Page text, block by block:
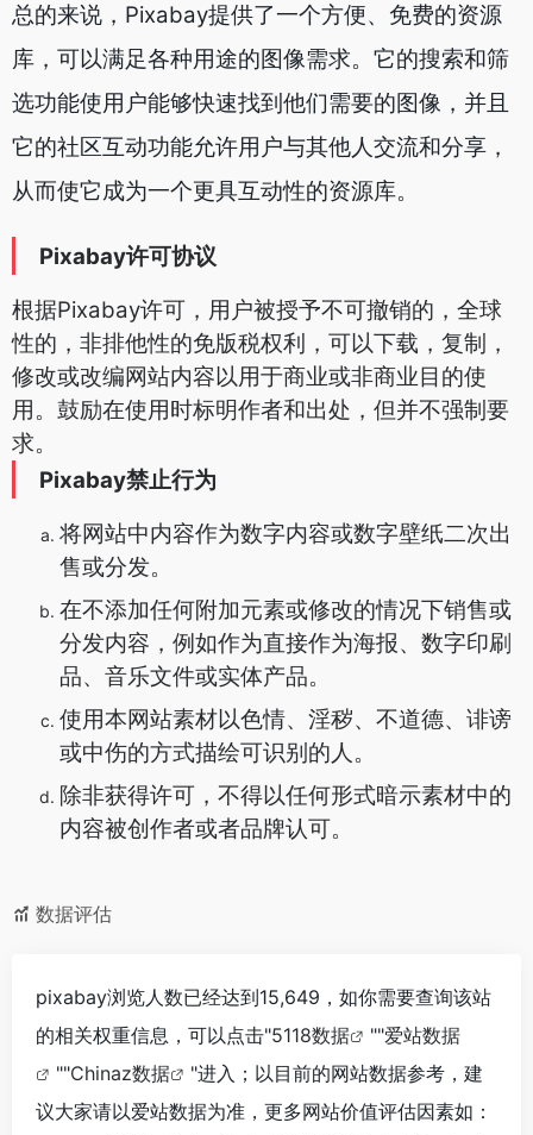
总的来说，Pixabay提供了一个方便、免费的资源
库，可以满足各种用途的图像需求。它的搜索和筛
选功能使用户能够快速找到他们需要的图像，并且
它的社区互动功能允许用户与其他人交流和分享，
从而使它成为一个更具互动性的资源库。
Pixabay许可协议
根据Pixabay许可，用户被授予不可撤销的，全球
性的，非排他性的免版税权利，可以下载，复制，
修改或改编网站内容以用于商业或非商业目的使
用。鼓励在使用时标明作者和出处，但并不强制要
求。
Pixabay禁止行为
将网站中内容作为数字内容或数字壁纸二次出
售或分发。
在不添加任何附加元素或修改的情况下销售或
分发内容，例如作为直接作为海报、数字印刷
品、音乐文件或实体产品。
使用本网站素材以色情、淫秽、不道德、诽谤
或中伤的方式描绘可识别的人。
除非获得许可，不得以任何形式暗示素材中的
内容被创作者或者品牌认可。
数据评估
pixabay浏览人数已经达到15,649，如你需要查询该站
的相关权重信息，可以点击"5118数据 ""爱站数据
""Chinaz数据
"进入；以目前的网站数据参考，建
议大家请以爱站数据为准，更多网站价值评估因素如：